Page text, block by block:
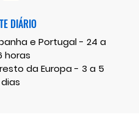
DIÁRIO
e Portugal - 24 a
horas
da Europa - 3 a 5
dias